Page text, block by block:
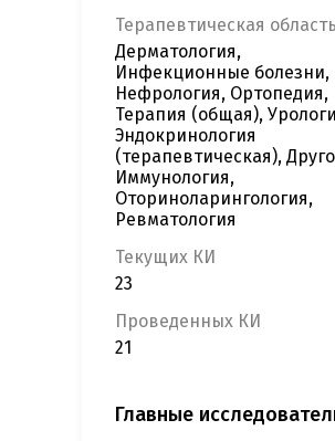
Терапевтическая область
Дерматология,
Инфекционные болезни,
Нефрология, Ортопедия,
Терапия (общая),
Эндокринология
(терапевтическая),
Иммунология,
Оториноларингология,
Ревматология
Текущих КИ
23
Проведенных КИ
21
Главные